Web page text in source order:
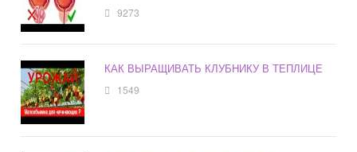
9273
КАК ВЫРАЩИВАТЬ КЛУБНИКУ В ТЕПЛИЦЕ
1549